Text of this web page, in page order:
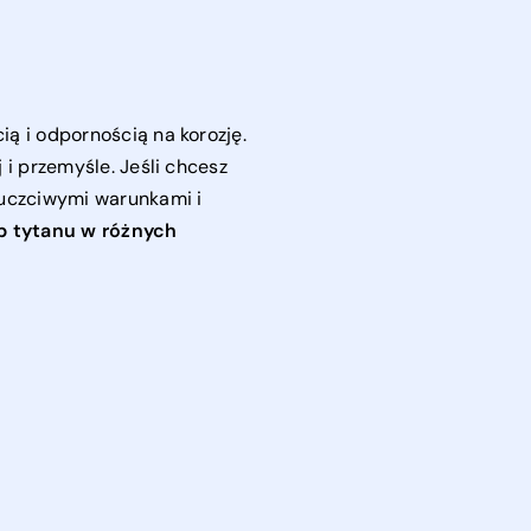
i odpornością na korozję.
przemyśle. Jeśli chcesz
warunkami i
tytanu w różnych